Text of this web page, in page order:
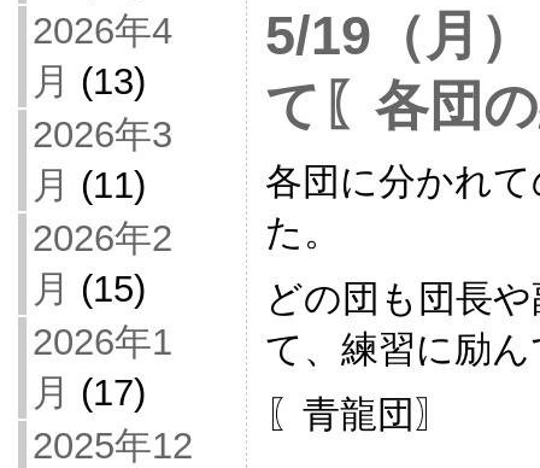
2026年4
月 (13)
2026年3
月 (11)
2026年2
月 (15)
2026年1
月 (17)
2025年12
5/19（月
て〖各団
各団に分かれ
た。
どの団も団長
て、練習に励
〖青龍団〗